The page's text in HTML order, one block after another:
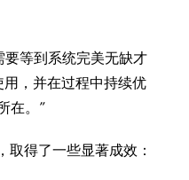
等到系统完美无缺才
用，并在过程中持续优
在。”
得了一些显著成效：